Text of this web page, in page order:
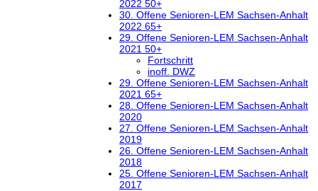
2022 50+
30. Offene Senioren-LEM Sachsen-Anhalt
2022 65+
29. Offene Senioren-LEM Sachsen-Anhalt
2021 50+
Fortschritt
inoff. DWZ
29. Offene Senioren-LEM Sachsen-Anhalt
2021 65+
28. Offene Senioren-LEM Sachsen-Anhalt
2020
27. Offene Senioren-LEM Sachsen-Anhalt
2019
26. Offene Senioren-LEM Sachsen-Anhalt
2018
25. Offene Senioren-LEM Sachsen-Anhalt
2017